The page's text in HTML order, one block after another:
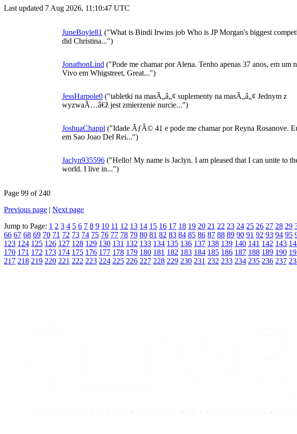
Last updated 7 Aug 2026, 11:10:47 UTC
JuneBoyle81 ("What is Bindi Irwins job Who is JP Morgan's biggest
did Christina...")
JonathonLind ("Pode me chamar por Alena. Tenho apenas 37 anos, em um
Vivo em Whigstreet, Great...")
JessHarpole0 ("tabletki na masÃ„â„¢ suplementy na masÃ„â„¢ Jednym z
wyzwaÃ…â€ž jest zmierzenie nurcie...")
JoshuaChappl ("Idade ÃƒÂ© 41 e pode me chamar por Reyna Rosanove.
em Sao Joao Del Rei...")
Jaclyn935596 ("Hello! My name is Jaclyn. I am pleased that I can unite to
world. I live in...")
Page 99 of 240
Previous page | Next page
Jump to Page: 1 2 3 4 5 6 7 8 9 10 11 12 13 14 15 16 17 18 19 20 21 22 23 24 25 26 27 28 29
66 67 68 69 70 71 72 73 74 75 76 77 78 79 80 81 82 83 84 85 86 87 88 89 90 91 92 93 94 95
123 124 125 126 127 128 129 130 131 132 133 134 135 136 137 138 139 140 141 142 143
170 171 172 173 174 175 176 177 178 179 180 181 182 183 184 185 186 187 188 189 190
217 218 219 220 221 222 223 224 225 226 227 228 229 230 231 232 233 234 235 236 237